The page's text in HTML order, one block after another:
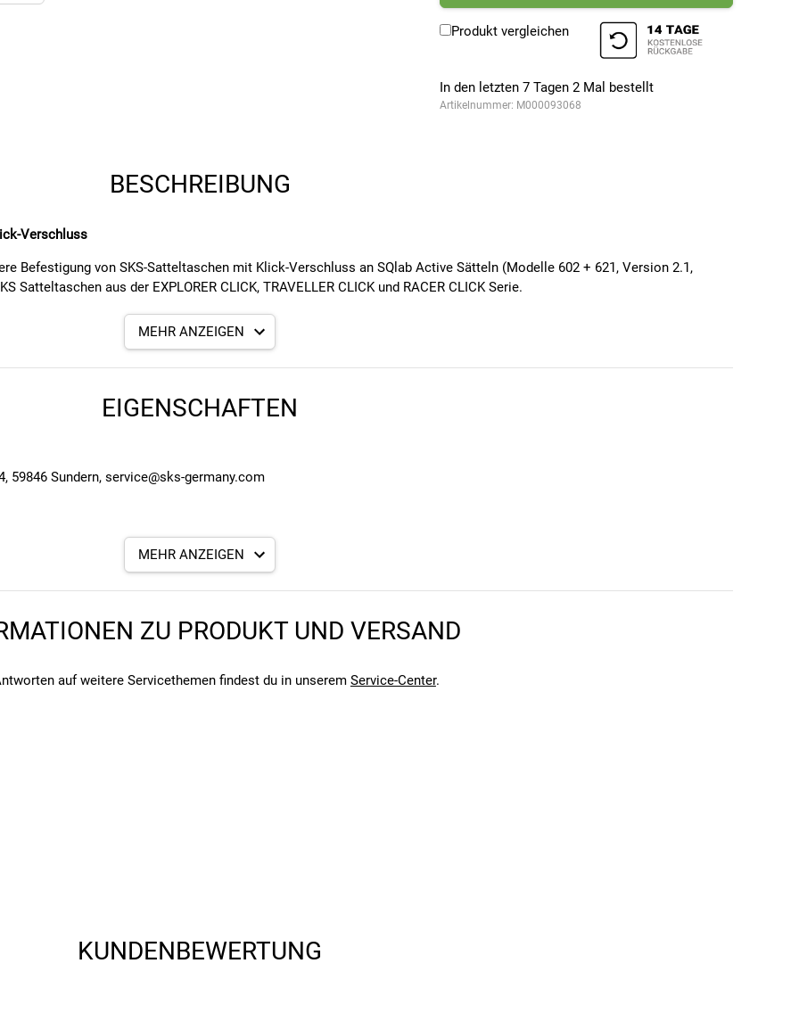
Produkt vergleichen
In den letzten 7 Tagen2 Mal bestellt
Artikelnummer: M000093068
BESCHREIBUNG
Verschluss
Befestigung von SKS-Satteltaschen mit Klick-Verschluss an SQlab Active Sätteln (Modelle 602 + 621, Version 2.1,
aus der EXPLORER CLICK, TRAVELLER CLICK und RACER CLICK Serie.
direkt unter dem Sattel. Einmal installiert, lässt sich die Satteltasche leicht auf den Adapter schieben und mit
ist klein, leicht und unauffällig, sodass er sich nahtlos in das Design des Fahrrads integriert.
CLICK, TRAVELLER CLICK, RACER CLICK)
MEHR ANZEIGEN
EIGENSCHAFTEN
59846 Sundern, service@sks-germany.com
und den verbauten Komponenten bei Fahrrädern kommen kann. Einen Fehler gefunden?
MEHR ANZEIGEN
ZU PRODUKT UND VERSAND
auf weitere Servicethemen findest du in unserem Service-Center.
KUNDENBEWERTUNG